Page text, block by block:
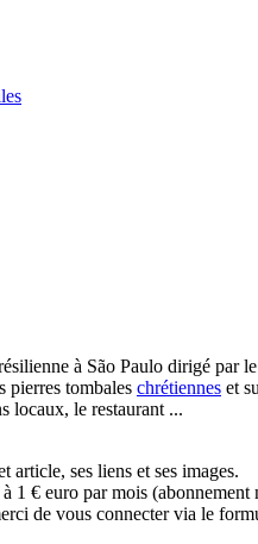
à São Paulo dirigé par le
pierres tombales chrétiennes et
locaux, le restaurant ...
article, ses liens et ses images.
1 € euro par mois
de vous connecter via le